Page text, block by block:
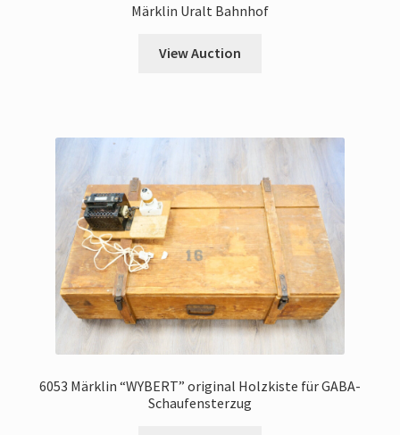
Märklin Uralt Bahnhof
View Auction
6053 Märklin “WYBERT” original Holzkiste für GABA-
Schaufensterzug